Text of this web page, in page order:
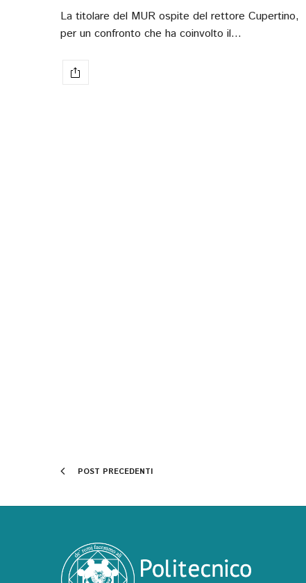
La titolare del MUR ospite del rettore Cupertino,
per un confronto che ha coinvolto il…
POST PRECEDENTI